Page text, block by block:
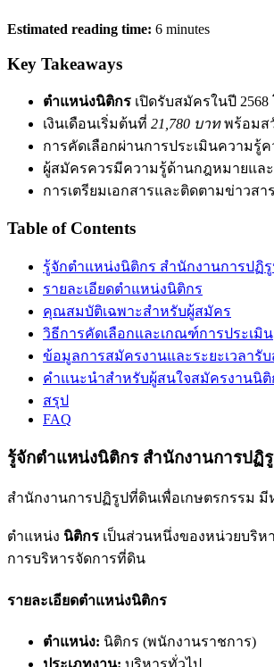
Estimated reading time: 6 minutes
Key Takeaways
ตำแหน่งนิติกร เปิดรับสมัครในปี
เงินเดือนเริ่มต้นที่ 21,780 บาทพร้อมส
การคัดเลือกผ่านการประเมินความรู้
ผู้สมัครควรมีความรู้ด้านกฎหมายแล
การเตรียมเอกสารและติดตามข่าวส
Table of Contents
รู้จักตำแหน่งนิติกร สำนักงานการปฏิ
รายละเอียดตำแหน่งนิติกร
คุณสมบัติเฉพาะสำหรับผู้สมัคร
วิธีการคัดเลือกและเกณฑ์การประเมิน
ข้อมูลการสมัครงานและระยะเวลารั
คำแนะนำสำหรับผู้สนใจสมัครงานนิ
สรุป
FAQ
รู้จักตำแหน่งนิติกร สำนักงานการปฏิ
สำนักงานการปฏิรูปที่ดินเพื่อเกษตรกรรม
ตำแหน่ง นิติกร เป็นส่วนหนึ่งของหน่วยบริห
การบริหารจัดการที่ดิน
รายละเอียดตำแหน่งนิติกร
ตำแหน่ง: นิติกร (พนักงานราชการ)
ประเภทงาน: บริหารทั่วไป